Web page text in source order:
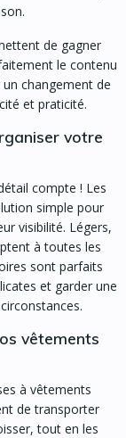
de gagner
le contenu
changement de
et praticité.
votre
compte ! Les
simple pour
visibilité. Légers,
à toutes les
sont parfaits
et garder une
vêtements
à vêtements
de transporter
tout en les